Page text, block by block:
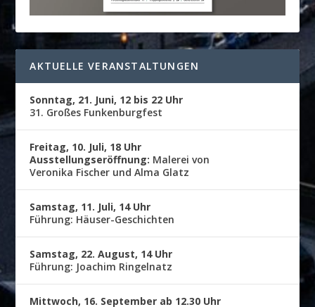
AKTUELLE VERANSTALTUNGEN
Sonntag, 21. Juni, 12 bis 22 Uhr
31. Großes Funkenburgfest
Freitag, 10. Juli, 18 Uhr
Ausstellungseröffnung: Malerei von
Veronika Fischer und Alma Glatz
Samstag, 11. Juli, 14 Uhr
Führung: Häuser-Geschichten
Samstag, 22. August, 14 Uhr
Führung: Joachim Ringelnatz
Mittwoch, 16. September ab 12.30 Uhr